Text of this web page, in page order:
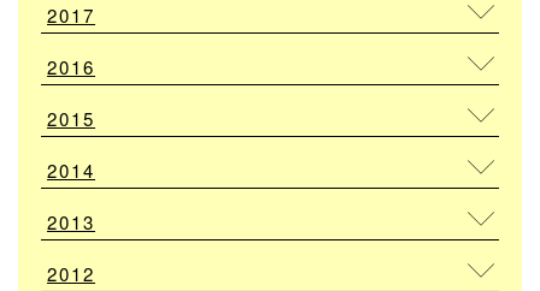
2017
2016
2015
2014
2013
2012